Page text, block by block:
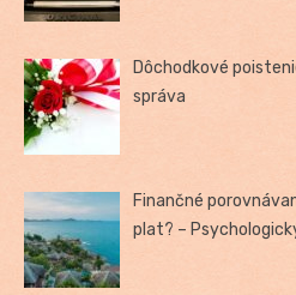
Dôchodkové
správa
Finančné
plat? –